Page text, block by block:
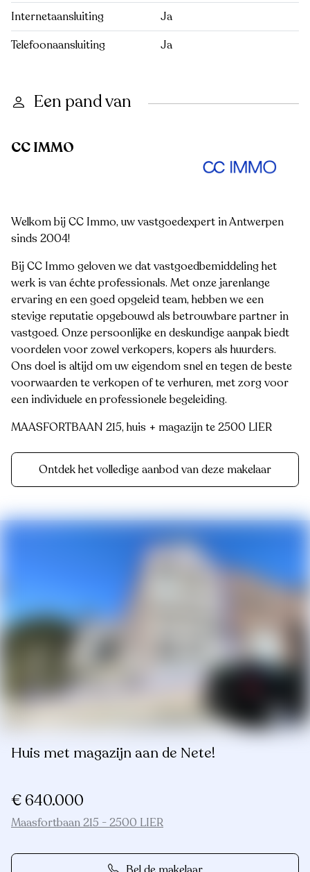
Internetaansluiting
Ja
Telefoonaansluiting
Ja
Een pand van
CC IMMO
Welkom bij CC Immo, uw vastgoedexpert in Antwerpen
sinds 2004!
Bij CC Immo geloven we dat vastgoedbemiddeling het
werk is van échte professionals. Met onze jarenlange
ervaring en een goed opgeleid team, hebben we een
stevige reputatie opgebouwd als betrouwbare partner in
vastgoed. Onze persoonlijke en deskundige aanpak biedt
voordelen voor zowel verkopers, kopers als huurders.
Ons doel is altijd om uw eigendom snel en tegen de beste
voorwaarden te verkopen of te verhuren, met zorg voor
een individuele en professionele begeleiding.
MAASFORTBAAN 215, huis + magazijn te 2500 LIER
Ontdek het volledige aanbod van deze makelaar
Huis met magazijn aan de Nete!
€ 640.000
Maasfortbaan 215 - 2500 LIER